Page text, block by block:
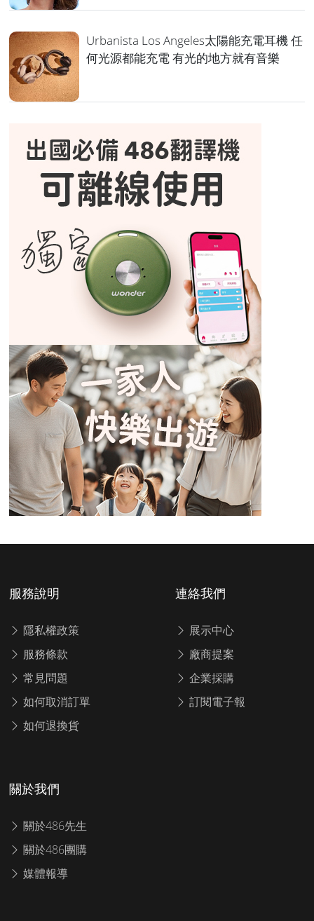
Urbanista Los Angeles太陽能充電耳機 任
何光源都能充電 有光的地方就有音樂
服務說明
隱私權政策
服務條款
常見問題
如何取消訂單
如何退換貨
連絡我們
展示中心
廠商提案
企業採購
訂閱電子報
關於我們
關於486先生
關於486團購
媒體報導